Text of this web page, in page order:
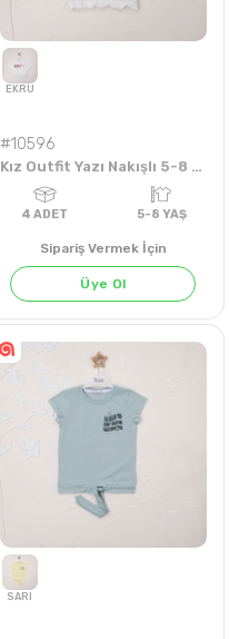
EKRU
#10596
Kız Outfit Yazı Nakışlı 5-8 Yaş Badi
4ADET 5-8
Sipariş Vermek İçin
Üye Ol